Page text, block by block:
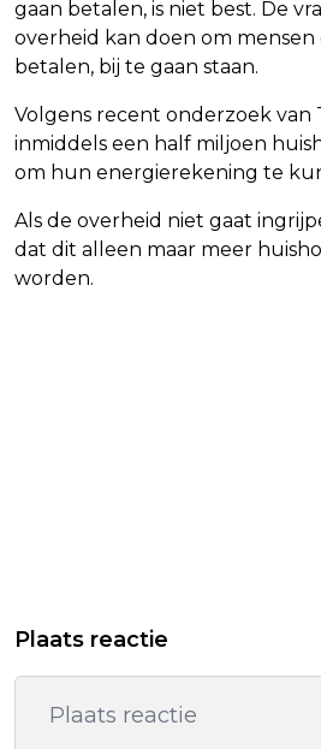
gaan betalen, is niet best. De
overheid kan doen om
betalen, bij te gaan staan.
Volgens recent onderzoek van
inmiddels een half miljoen
om hun energierekening te
Als de overheid niet gaat
dat dit alleen maar meer
worden.
Plaats reactie